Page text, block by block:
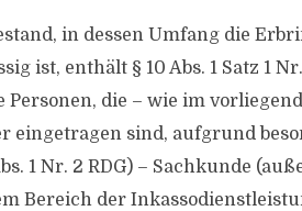
in dessen Umfang die
ist, enthält § 10 Abs. 1 Satz 1
die – wie im
eingetragen sind, aufgrund
1 Nr. 2 RDG) – Sachkunde
Bereich der